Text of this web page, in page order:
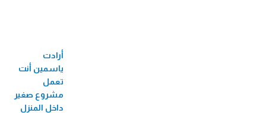
82 منحة جامعية
أرادت
ياسمين أنت
تعمل
مشروع صغير
داخل المنزل